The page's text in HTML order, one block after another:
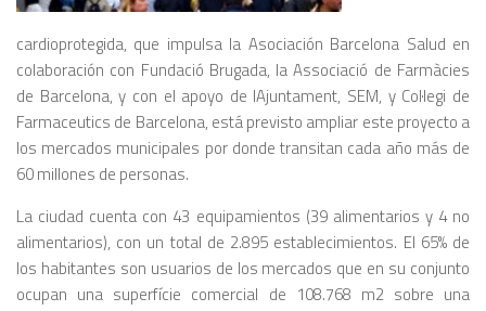
cardioprotegida, que impulsa la Asociación Barcelona Salud en
colaboración con Fundació Brugada, la Associació de Farmàcies
de Barcelona, y con el apoyo de lAjuntament, SEM, y Col·legi de
Farmaceutics de Barcelona, está previsto ampliar este proyecto a
los mercados municipales por donde transitan cada año más de
60 millones de personas.
La ciudad cuenta con 43 equipamientos (39 alimentarios y 4 no
alimentarios), con un total de 2.895 establecimientos. El 65% de
los habitantes son usuarios de los mercados que en su conjunto
ocupan una superfície comercial de 108.768 m2 sobre una